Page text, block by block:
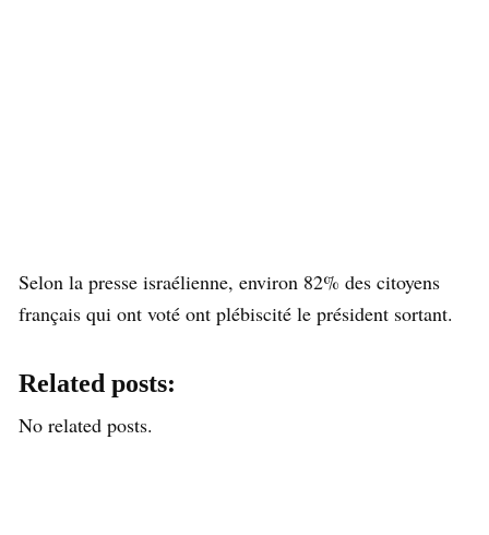
Selon la presse israélienne, environ 82% des citoyens
français qui ont voté ont plébiscité le président sortant.
Related posts:
No related posts.